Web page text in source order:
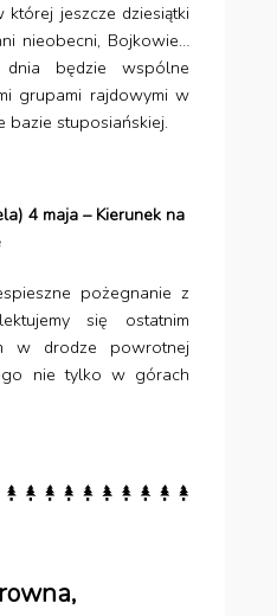
jeszcze dziesiątki
nieobecni, Bojkowie…
dnia będzie wspólne
grupami rajdowymi w
bazie stuposiańskiej.
4 maja – Kierunek na
pożegnanie z
się ostatnim
w drodze powrotnej
nie tylko w górach